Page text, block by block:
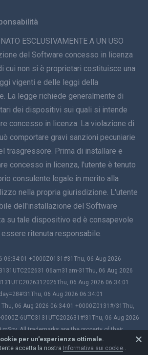
per un'esperienza ottimale.
accetta la nostra Informativa sui cookie..
ย
Melayu
ESCLUSIVAMENTE A UN USO
del Software concesso in licenza
cui non si è proprietari costituisce una
vigenti e delle leggi della
La legge richiede generalmente di
dei dispositivi sui quali si intende
concesso in licenza. La violazione di
comportare gravi sanzioni pecuniarie
trasgressore. Prima di installare e
concesso in licenza, l'utente è tenuto
consulente legale in merito alla
nella propria giurisdizione. L'utente
dell'installazione del Software
su tale dispositivo ed è consapevole
ritenuta responsabile.
06:34:01 +0000Z0131#31Thu, 06 Aug 2026
06am31am-31Thu, 06 Aug 2026
06 Aug 2026 06:34:01
06 Aug 2026 06:34:01
06 Aug 2026 06:34:01 +0000Z0131#/31Thu,
6UTC3131UTC202631#!31Thu, 06 Aug 2026
mSpy. All trademarks are the property of their